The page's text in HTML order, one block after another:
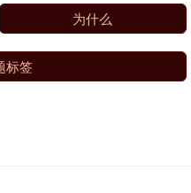
为什么
标签